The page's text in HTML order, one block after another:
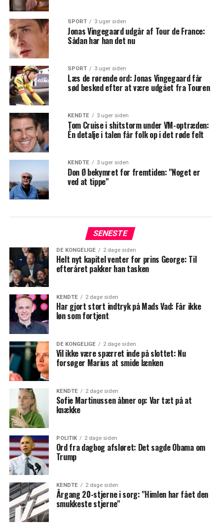
SPORT 3 uger siden
Jonas Vingegaard udgår af Tour de France:
Sådan har han det nu
SPORT 3 uger siden
Læs de rørende ord: Jonas Vingegaard får
sød besked efter at være udgået fra Touren
KENDTE 3 uger siden
Tom Cruise i shitstorm under VM-optræden:
Én detalje i talen får folk op i det røde felt
KENDTE 3 uger siden
Don Ø bekymret for fremtiden: "Noget er
ved at tippe"
SENESTE
DE KONGELIGE 2 dage siden
Helt nyt kapitel venter for prins George: Til
efteråret pakker han tasken
KENDTE 2 dage siden
Har gjort stort indtryk på Mads Vad: Får ikke
løn som fortjent
DE KONGELIGE 2 dage siden
Vil ikke være spærret inde på slottet: Nu
forsøger Marius at smide lænken
KENDTE 2 dage siden
Sofie Martinussen åbner op: Var tæt på at
knække
POLITIK 2 dage siden
Ord fra dagbog afsløret: Det sagde Obama om
Trump
KENDTE 2 dage siden
Årgang 20-stjerne i sorg: "Himlen har fået den
smukkeste stjerne"